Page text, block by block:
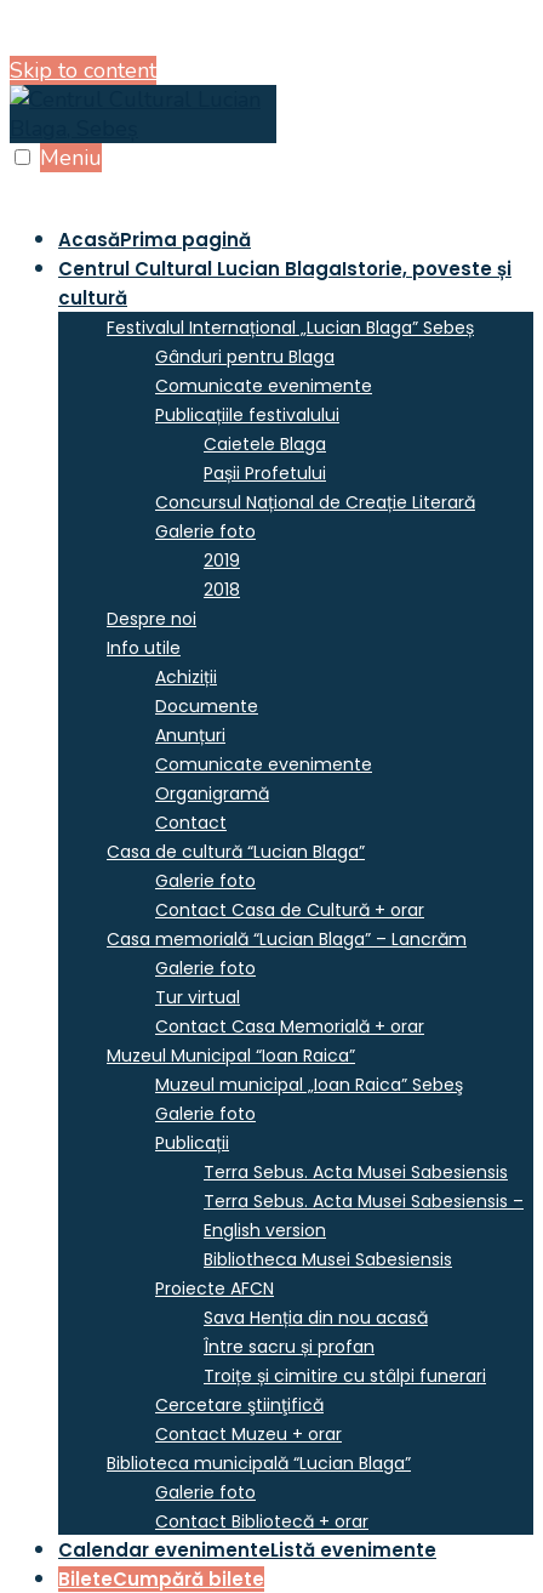
Skip to content
Meniu
AcasăPrima pagină
Centrul Cultural Lucian BlagaIstorie, poveste și
cultură
Festivalul Internațional „Lucian Blaga” Sebeș
Gânduri pentru Blaga
Comunicate evenimente
Publicațiile festivalului
Caietele Blaga
Pașii Profetului
Concursul Național de Creație Literară
Galerie foto
2019
2018
Despre noi
Info utile
Achiziții
Documente
Anunțuri
Comunicate evenimente
Organigramă
Contact
Casa de cultură “Lucian Blaga”
Galerie foto
Contact Casa de Cultură + orar
Casa memorială “Lucian Blaga” – Lancrăm
Galerie foto
Tur virtual
Contact Casa Memorială + orar
Muzeul Municipal “Ioan Raica”
Muzeul municipal „Ioan Raica” Sebeş
Galerie foto
Publicații
Terra Sebus. Acta Musei Sabesiensis
Terra Sebus. Acta Musei Sabesiensis –
English version
Bibliotheca Musei Sabesiensis
Proiecte AFCN
Sava Henția din nou acasă
Între sacru și profan
Troițe și cimitire cu stâlpi funerari
Cercetare ştiinţifică
Contact Muzeu + orar
Biblioteca municipală “Lucian Blaga”
Galerie foto
Contact Bibliotecă + orar
Calendar evenimenteListă evenimente
BileteCumpără bilete